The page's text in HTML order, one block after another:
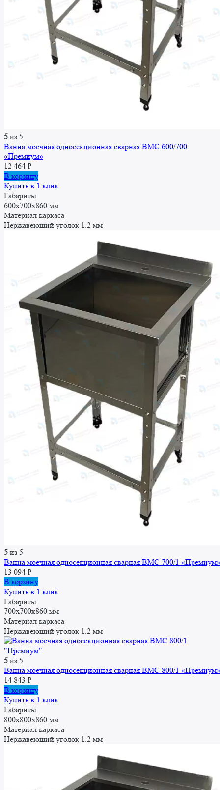
5 из 5
Ванна моечная односекционная сварная ВМС 600/700
«Премиум»
12 464 ₽
В корзину
Купить в 1 клик
Габариты
600x700x860 мм
Материал каркаса
Нержавеющий уголок 1.2 мм
5 из 5
Ванна моечная односекционная сварная ВМС 700/1 «Премиум»
13 094 ₽
В корзину
Купить в 1 клик
Габариты
700x700x860 мм
Материал каркаса
Нержавеющий уголок 1.2 мм
5 из 5
Ванна моечная односекционная сварная ВМС 800/1 «Премиум»
14 843 ₽
В корзину
Купить в 1 клик
Габариты
800x800x860 мм
Материал каркаса
Нержавеющий уголок 1.2 мм